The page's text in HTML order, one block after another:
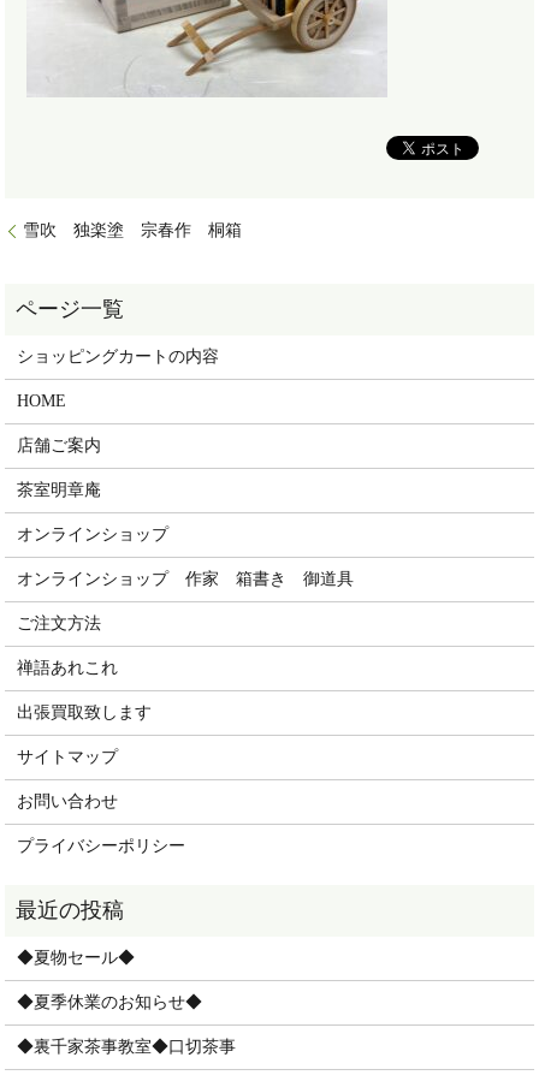
雪吹 独楽塗 宗春作 桐箱
ショッピングカートの内容
HOME
店舗ご案内
茶室明章庵
オンラインショップ
オンラインショップ 作家 箱書き 御道具
ご注文方法
禅語あれこれ
出張買取致します
サイトマップ
お問い合わせ
プライバシーポリシー
◆夏物セール◆
◆夏季休業のお知らせ◆
◆裏千家茶事教室◆口切茶事